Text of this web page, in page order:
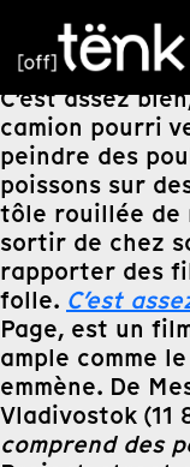
C’est assez
camion pourri
peindre des
poissons sur
tôle rouillée de
sortir de chez
rapporter des
folle. C’est
Page, est un
ample comme
emmène. De
Vladivostok (11
comprend des